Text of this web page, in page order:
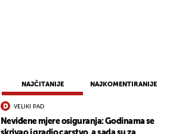
NAJČITANIJE NAJKOMENTIRANIJE
VELIKI PAD
Neviđene mjere osiguranja: Godinama se